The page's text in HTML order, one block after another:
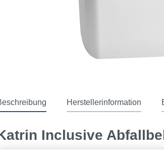
Herstellerinformation
Inclusive